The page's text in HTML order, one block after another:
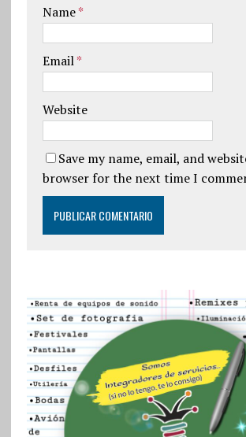
Name*
Email*
Website
Save my name, email, and
browser for the next time I